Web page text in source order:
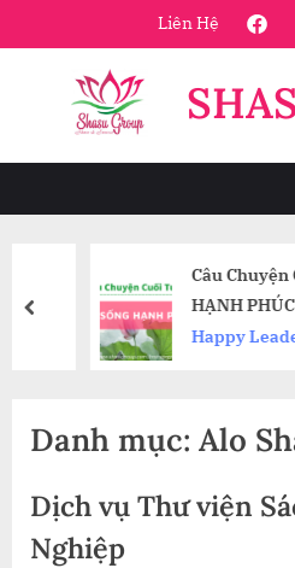
to
Liên Hệ
Câu Chuyện Cuối
HẠNH PHÚC HƠN
Happy Leader
prev
Danh mục: Alo
Dịch vụ Thư viện
Nghiệp